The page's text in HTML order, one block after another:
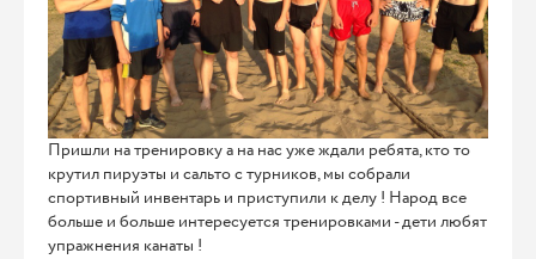
Пришли на тренировку а на нас уже ждали ребята, кто то
крутил пируэты и сальто с турников, мы собрали
спортивный инвентарь и приступили к делу ! Народ все
больше и больше интересуется тренировками - дети любят
упражнения канаты !